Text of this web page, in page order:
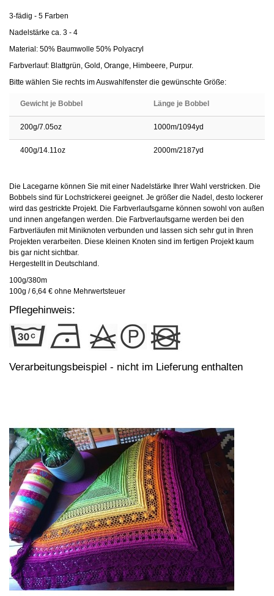
3-fädig - 5 Farben
Nadelstärke ca. 3 - 4
Material: 50% Baumwolle 50% Polyacryl
Farbverlauf: Blattgrün, Gold, Orange, Himbeere, Purpur.
Bitte wählen Sie rechts im Auswahlfenster die gewünschte Größe:
Gewicht je Bobbel Länge je Bobbel
200g/7.05oz 1000m/1094yd
400g/14.11oz 2000m/2187yd
Die Lacegarne können Sie mit einer Nadelstärke Ihrer Wahl verstricken. Die
Bobbels sind für Lochstrickerei geeignet. Je größer die Nadel, desto lockerer
wird das gestrickte Projekt. Die Farbverlaufsgarne können sowohl von außen
und innen angefangen werden. Die Farbverlaufsgarne werden bei den
Farbverläufen mit Miniknoten verbunden und lassen sich sehr gut in Ihren
Projekten verarbeiten. Diese kleinen Knoten sind im fertigen Projekt kaum
bis gar nicht sichtbar.
Hergestellt in Deutschland.
100g/380m
100g / 6,64 € ohne Mehrwertsteuer
Pflegehinweis:
Verarbeitungsbeispiel - nicht im Lieferung enthalten